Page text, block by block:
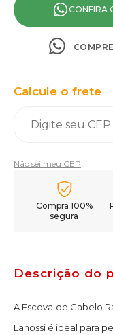
CONFIRA
Calcule o frete
Não sei meu CEP
Compra 100%
segura
Descrição do
A Escova de Cabelo
Lanossi é ideal para